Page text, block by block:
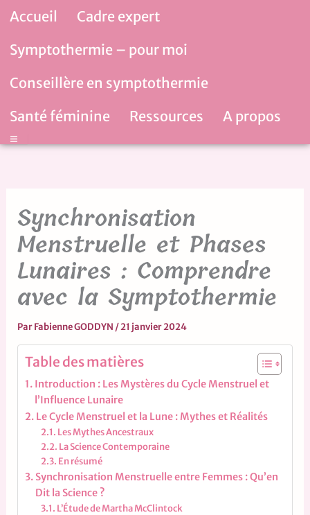
Aller
contenu
Accueil
Cadre expert
Symptothermie – pour moi
Conseillère en symptothermie
Santé féminine
Ressources A propos
Hamburger Toggle Menu
Synchronisation
Menstruelle et Phases
Lunaires : Comprendre
avec la Symptothermie
ParFabienne GODDYN /21 janvier 2024
Table des matières
Introduction : Les Mystères du Cycle Menstruel et
l’Influence Lunaire
Le Cycle Menstruel et la Lune : Mythes et Réalités
Les Mythes Ancestraux
La Science Contemporaine
En résumé
Synchronisation Menstruelle entre Femmes : Qu’en
Dit la Science ?
L’Étude de Martha McClintock